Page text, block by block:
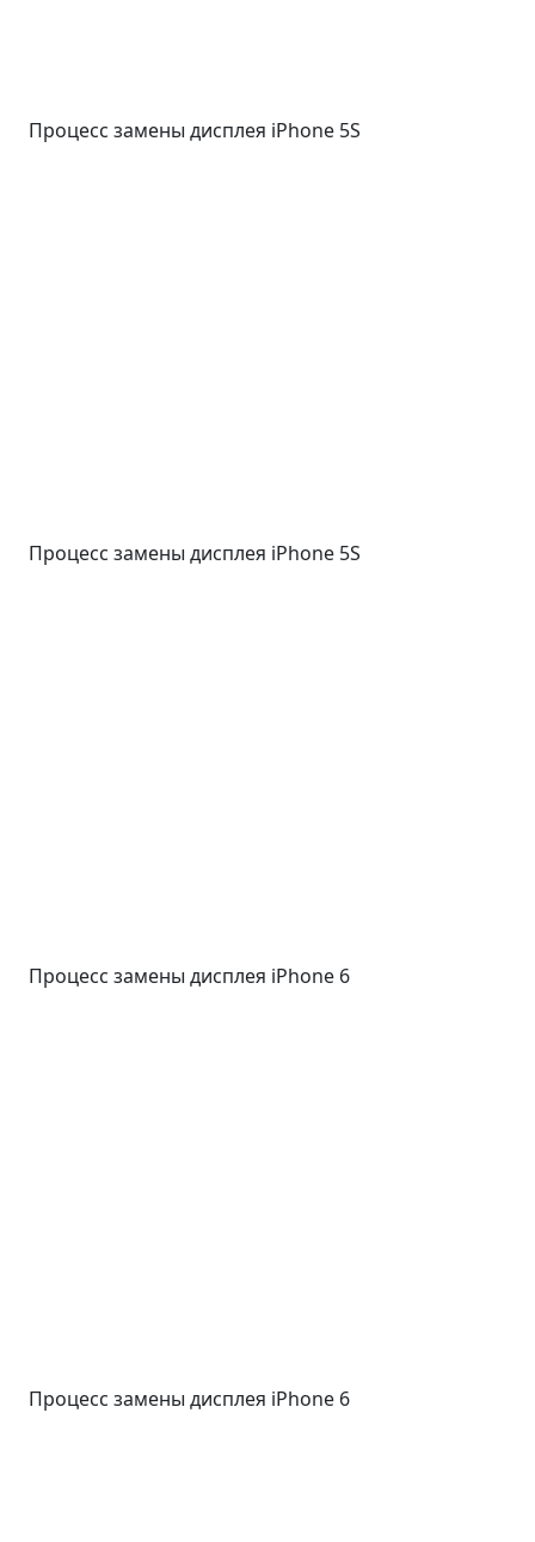
Процесс замены дисплея iPhone 5S
Процесс замены дисплея iPhone 5S
Процесс замены дисплея iPhone 6
Процесс замены дисплея iPhone 6